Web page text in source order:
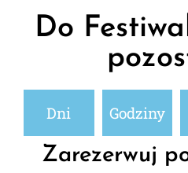
Sprawdź
Do
Dni Godziny
Zarezerwuj